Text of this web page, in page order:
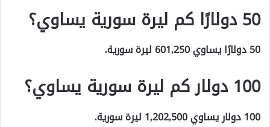
50 دولارًا كم ليرة سورية يساوي؟
50 دولارًا يساوي 601,250 ليرة سورية.
100 دولار كم ليرة سورية يساوي؟
100 دولار يساوي 1,202,500 ليرة سورية.